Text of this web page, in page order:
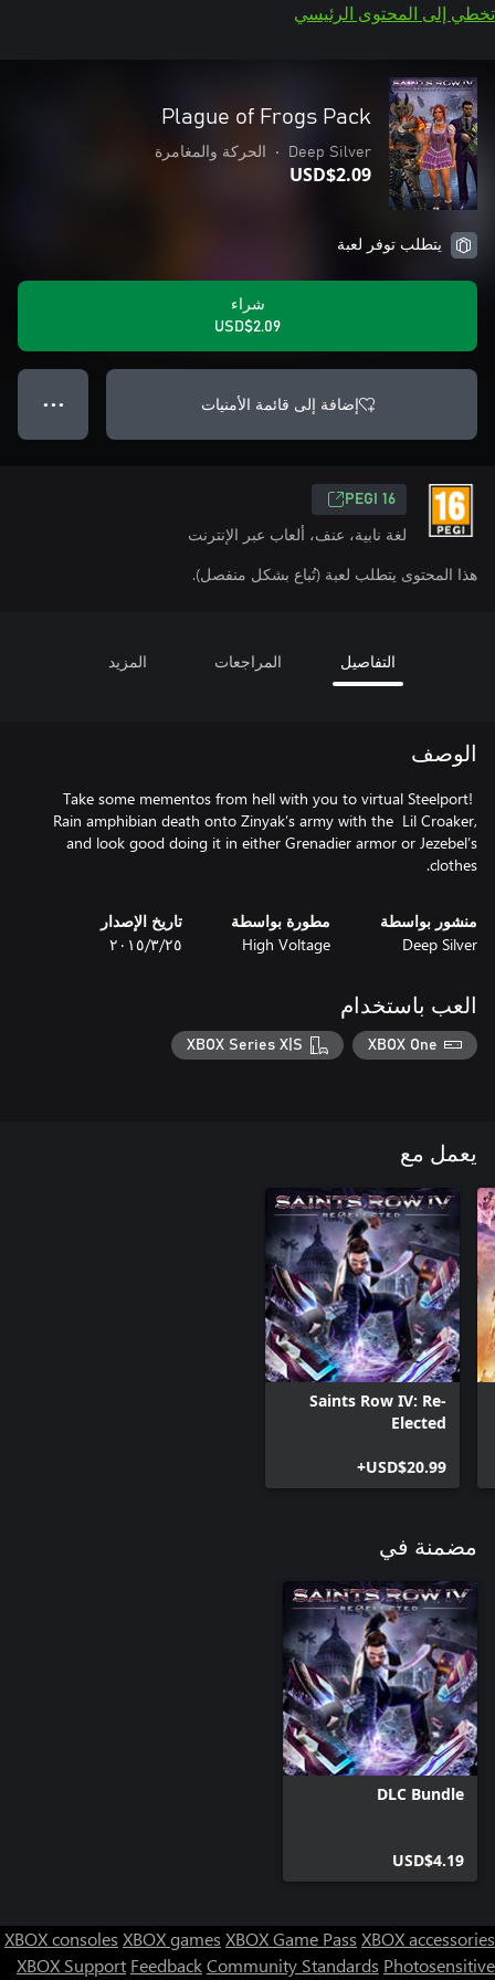
تخطي إلى المحتوى الرئيسي
Plague of Frogs Pack
Deep Silver
• الحركة والمغامرة
USD$2.09
يتطلب توفر لعبة
شراء
USD$2.09
إضافة إلى قائمة الأمنيات ● ● ●
PEGI 16
لغة نابية، عنف، ألعاب عبر الإنترنت
هذا المحتوى يتطلب لعبة (تُباع بشكل منفصل).
التفاصيل المراجعات المزيد
الوصف
Take some mementos from hell with you to virtual Steelport!
Rain amphibian death onto Zinyak’s army with the Lil Croaker,
and look good doing it in either Grenadier armor or Jezebel’s
clothes.
منشور بواسطة
Deep Silver
مطورة بواسطة
High Voltage
تاريخ الإصدار
٢٥‏/٣‏/٢٠١٥
العب باستخدام
XBOX One
XBOX Series X|S
يعمل مع
Saints Row IV: Re-
Elected
USD$20.99+
مضمنة في
DLC Bundle
USD$4.19
XBOX consoles XBOX games XBOX Game Pass XBOX accessories
XBOX Support FeedbackCommunity Standards Photosensitive